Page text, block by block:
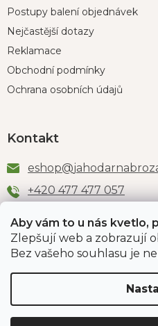
Aby vám to u nás kvetlo,
Zlepšují web a zobrazují
Bez vašeho souhlasu je
Postupy balení objednávek
Nejčastější dotazy
Reklamace
Obchodní podmínky
Ochrana osobních údajů
Kontakt
eshop@
+420 477 477 057
Odběr newsletteru